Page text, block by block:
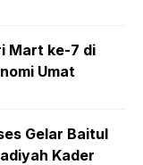
Mart ke-7 di
Umat
Gelar Baitul
Kader